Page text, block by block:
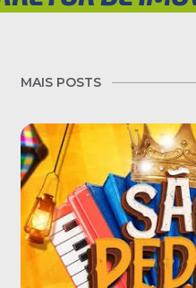
MAIS POSTS